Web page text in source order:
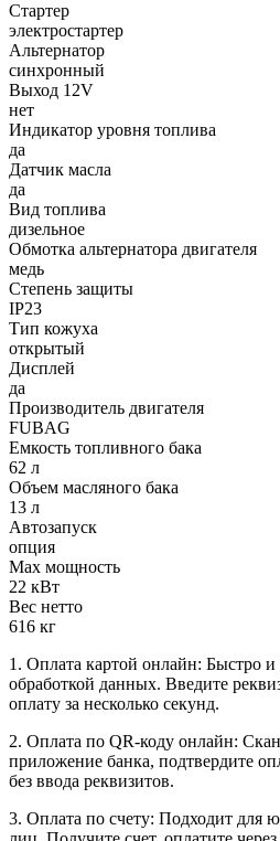
Стартер
электростартер
Альтернатор
синхронный
Выход 12V
нет
Индикатор уровня топлива
да
Датчик масла
да
Вид топлива
дизельное
Обмотка альтернатора двигателя
медь
Степень защиты
IP23
Тип кожуха
открытый
Дисплей
да
Производитель двигателя
FUBAG
Емкость топливного бака
62 л
Объем масляного бака
13 л
Автозапуск
опция
Max мощность
22 кВт
Вес нетто
616 кг
1. Оплата картой онлайн: Быстро и
обработкой данных. Введите
оплату за несколько секунд.
2. Оплата по QR-коду онлайн:
приложение банка, подтвердите
без ввода реквизитов.
3. Оплата по счету: Подходит для